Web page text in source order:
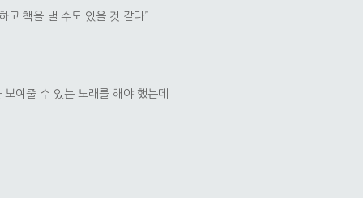
고 책을 낼 수도 있을 것 같다”
여줄 수 있는 노래를 해야 했는데